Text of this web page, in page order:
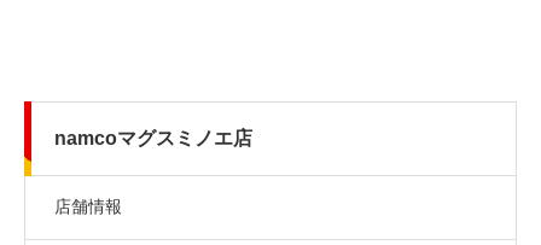
namcoマグスミノエ店
店舗情報